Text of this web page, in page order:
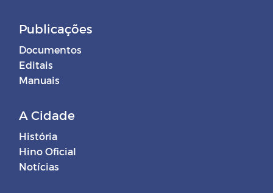
Publicações
Documentos
Editais
Manuais
A Cidade
História
Hino Oficial
Notícias